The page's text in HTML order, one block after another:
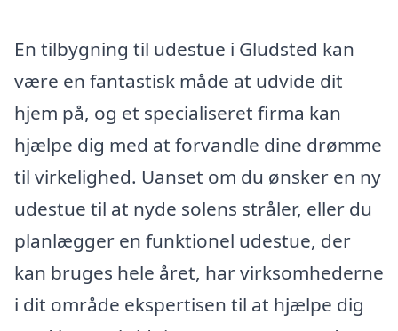
En tilbygning til udestue i Gludsted kan
være en fantastisk måde at udvide dit
hjem på, og et specialiseret firma kan
hjælpe dig med at forvandle dine drømme
til virkelighed. Uanset om du ønsker en ny
udestue til at nyde solens stråler, eller du
planlægger en funktionel udestue, der
kan bruges hele året, har virksomhederne
i dit område ekspertisen til at hjælpe dig